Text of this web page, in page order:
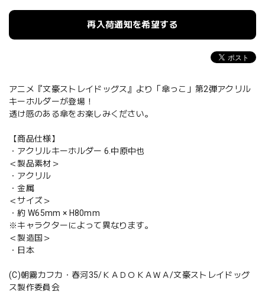
再入荷通知を希望する
アニメ『文豪ストレイドッグス』より「傘っこ」第2弾アクリル
キーホルダーが登場！
透け感のある傘をお楽しみください。
【商品仕様】
・アクリルキーホルダー 6.中原中也
＜製品素材＞
・アクリル
・金属
＜サイズ＞
・約 W65mm × H80mm
※キャラクターによって異なります。
＜製造国＞
・日本
(C)朝霧カフカ・春河35/ＫＡＤＯＫＡＷＡ/文豪ストレイドッグ
ス製作委員会